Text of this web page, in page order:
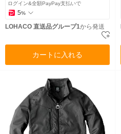
ログイン&全額PayPay支払いで
5%
LOHACO 直送品グループ1から発送
カートに入れる